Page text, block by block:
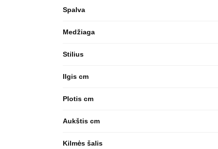
Spalva
Medžiaga
Stilius
Ilgis cm
Plotis cm
Aukštis cm
Kilmės šalis